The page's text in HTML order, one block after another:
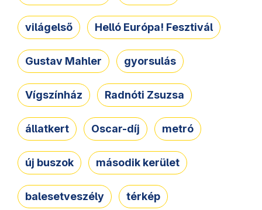
világelső Helló Európa! Fesztivál
Gustav Mahler gyorsulás
Vígszínház Radnóti Zsuzsa
állatkert Oscar-díj metró
új buszok második kerület
balesetveszély térkép